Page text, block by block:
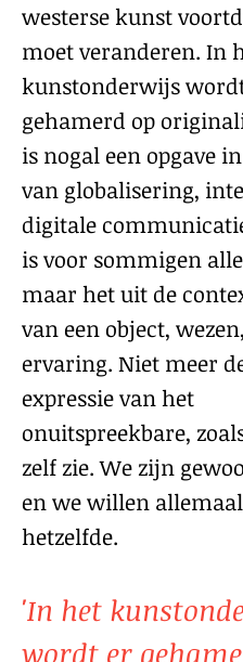
westerse kunst
moet veranderen. In
kunstonderwijs
gehamerd op
is nogal een opgave
van globalisering,
digitale
is voor sommigen
maar het uit de
van een object,
ervaring. Niet meer
expressie van het
onuitspreekbare,
zelf zie. We zijn
en we willen allemaal
hetzelfde.
'In het
wordt er